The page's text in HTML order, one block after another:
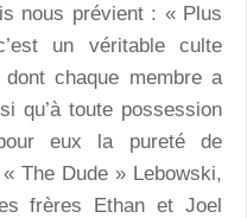
nous prévient : « Plus
un véritable culte
chaque membre a
qu’à toute possession
eux la pureté de
« The Dude » Lebowski,
frères Ethan et Joel